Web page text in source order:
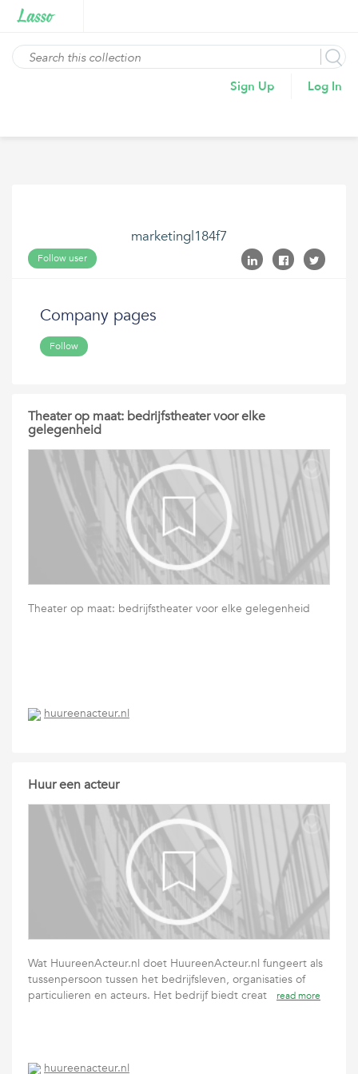
Sign Up Log In
marketingl184f7
Follow user
Company pages
Follow
Theater op maat: bedrijfstheater voor elke
gelegenheid
Theater op maat: bedrijfstheater voor elke gelegenheid
huureenacteur.nl
Huur een acteur
Wat HuureenActeur.nl doet HuureenActeur.nl fungeert als
tussenpersoon tussen het bedrijfsleven, organisaties of
particulieren en acteurs. Het bedrijf biedt creat
read more
huureenacteur.nl